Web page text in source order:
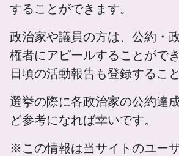
することができます。
政治家や議員の方は、公約・
権者にアピールすることがで
日頃の活動報告も登録するこ
選挙の際に各政治家の公約達
ど参考になれば幸いです。
※この情報は当サイトのユー